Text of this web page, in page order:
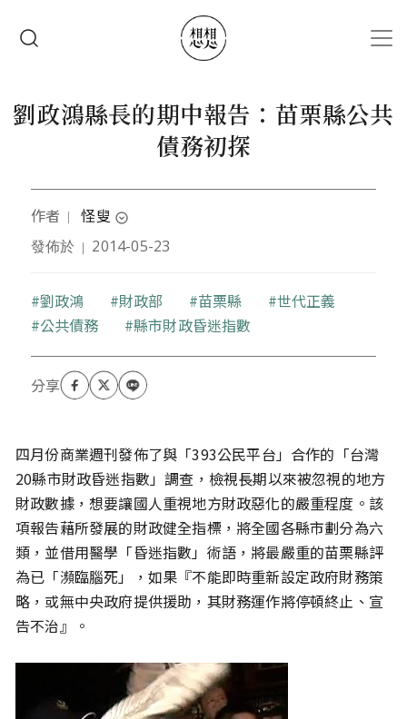
劉政鴻縣長的期中報告：苗栗縣公共
債務初探
作者 ｜ 怪叟 expand_circle_down
文字工作者，曾任職於大專校院，對不合理的事有超
發佈於 ｜ 2014-05-23
關鍵字
劉政鴻 財政部 苗栗縣
世代正義
公共債務
縣市財政昏迷指數
四月份商業週刊發佈了與「393公民平台」合作的「台灣
20縣市財政昏迷指數」調查，檢視長期以來被忽視的地方
財政數據，想要讓國人重視地方財政惡化的嚴重程度。該
項報告藉所發展的財政健全指標，將全國各縣市劃分為六
類，並借用醫學「昏迷指數」術語，將最嚴重的苗栗縣評
為已「瀕臨腦死」，如果『不能即時重新設定政府財務策
略，或無中央政府提供援助，其財務運作將停頓終止、宣
告不治』。